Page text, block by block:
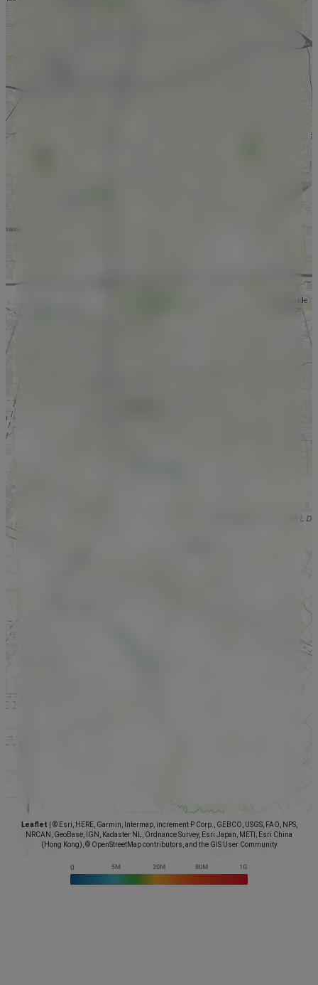
Leaflet
© Esri, HERE, Garmin, Intermap, increment P Corp., GEBCO, USGS, FAO, NPS,
NRCAN, GeoBase, IGN, Kadaster NL, Ordnance Survey, Esri Japan, METI, Esri China
(Hong Kong), © OpenStreetMap contributors, and the GIS User Community